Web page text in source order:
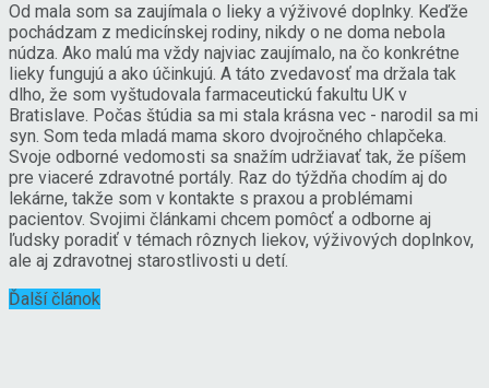
Od mala som sa zaujímala o lieky a výživové doplnky. Keďže
pochádzam z medicínskej rodiny, nikdy o ne doma nebola
núdza. Ako malú ma vždy najviac zaujímalo, na čo konkrétne
lieky fungujú a ako účinkujú. A táto zvedavosť ma držala tak
dlho, že som vyštudovala farmaceutickú fakultu UK v
Bratislave. Počas štúdia sa mi stala krásna vec - narodil sa mi
syn. Som teda mladá mama skoro dvojročného chlapčeka.
Svoje odborné vedomosti sa snažím udržiavať tak, že píšem
pre viaceré zdravotné portály. Raz do týždňa chodím aj do
lekárne, takže som v kontakte s praxou a problémami
pacientov. Svojimi článkami chcem pomôcť a odborne aj
ľudsky poradiť v témach rôznych liekov, výživových doplnkov,
ale aj zdravotnej starostlivosti u detí.
Ďalší článok